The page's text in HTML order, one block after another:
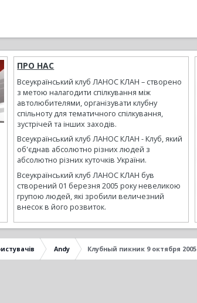
ПРО НАС
Всеукраїнський клуб ЛАНОС КЛАН – створено
з метою налагодити спілкування між
автолюбителями, організувати клубну
спільноту для тематичного спілкування,
зустрічей та інших заходів.
Всеукраїнський клуб ЛАНОС КЛАН - Клуб, який
об'єднав абсолютно різних людей з
абсолютно різних куточків України.
Всеукраїнський клуб ЛАНОС КЛАН був
створений 01 березня 2005 року невеликою
групою людей, які зробили величезний
внесок в його розвиток.
Andy Клубный пикник 9 октября 2005